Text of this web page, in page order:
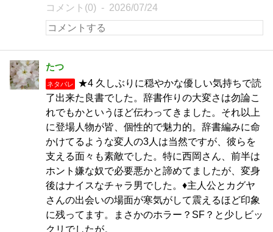
コメント(0) 2026/07/24
たつ
ネタバレ
★4 久しぶりに穏やかな優しい気持ちで読
了出来た良書でした。辞書作りの大変さは勿論こ
れでもかというほど伝わってきました。それ以上
に登場人物が皆、個性的で魅力的。辞書編みに命
かけてるような変人の3人は当然ですが、彼らを
支える面々も素敵でした。特に西岡さん、前半は
ホント嫌な奴で必要悪かと諦めてましたが、変身
後はナイスなチャラ男でした。♦︎主人公とカグヤ
さんの出会いの場面が寒気がして震えるほど印象
に残ってます。まさかのホラー？SF？と少しビッ
クリでしたが。